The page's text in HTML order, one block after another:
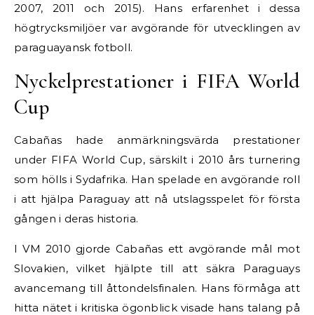
2007, 2011 och 2015). Hans erfarenhet i dessa
högtrycksmiljöer var avgörande för utvecklingen av
paraguayansk fotboll.
Nyckelprestationer i FIFA World
Cup
Cabañas hade anmärkningsvärda prestationer
under FIFA World Cup, särskilt i 2010 års turnering
som hölls i Sydafrika. Han spelade en avgörande roll
i att hjälpa Paraguay att nå utslagsspelet för första
gången i deras historia.
I VM 2010 gjorde Cabañas ett avgörande mål mot
Slovakien, vilket hjälpte till att säkra Paraguays
avancemang till åttondelsfinalen. Hans förmåga att
hitta nätet i kritiska ögonblick visade hans talang på